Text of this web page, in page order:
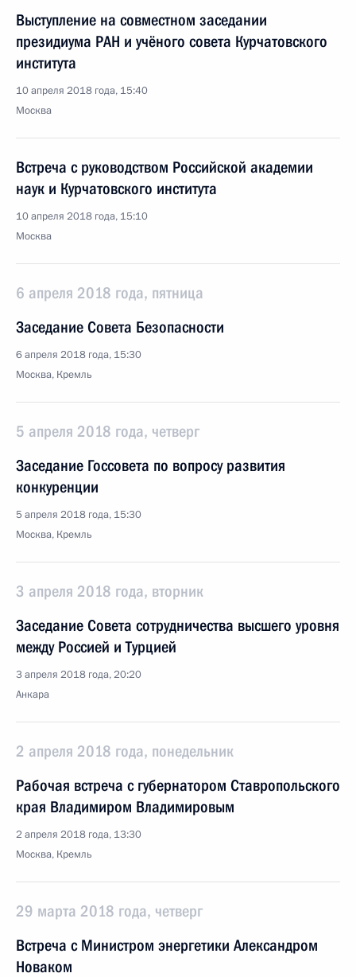
Выступление на совместном заседании
президиума РАН и учёного совета Курчатовского
института
10 апреля 2018 года, 15:40
Москва
Встреча с руководством Российской академии
наук и Курчатовского института
10 апреля 2018 года, 15:10
Москва
6 апреля 2018 года, пятница
Заседание Совета Безопасности
6 апреля 2018 года, 15:30
Москва, Кремль
5 апреля 2018 года, четверг
Заседание Госсовета по вопросу развития
конкуренции
5 апреля 2018 года, 15:30
Москва, Кремль
3 апреля 2018 года, вторник
Заседание Совета сотрудничества высшего уровня
между Россией и Турцией
3 апреля 2018 года, 20:20
Анкара
2 апреля 2018 года, понедельник
Рабочая встреча с губернатором Ставропольского
края Владимиром Владимировым
2 апреля 2018 года, 13:30
Москва, Кремль
29 марта 2018 года, четверг
Встреча с Министром энергетики Александром
Новаком